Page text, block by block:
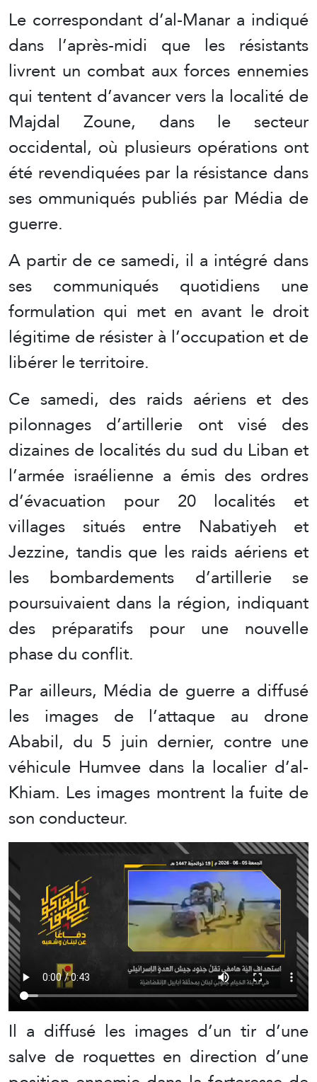
Le correspondant d’al-Manar a indiqué
dans l’après-midi que les résistants
livrent un combat aux forces ennemies
qui tentent d’avancer vers la localité de
Majdal Zoune, dans le secteur
occidental, où plusieurs opérations ont
été revendiquées par la résistance dans
ses ommuniqués publiés par Média de
guerre.
A partir de ce samedi, il a intégré dans
ses communiqués quotidiens une
formulation qui met en avant le droit
légitime de résister à l’occupation et de
libérer le territoire.
Ce samedi, des raids aériens et des
pilonnages d’artillerie ont visé des
dizaines de localités du sud du Liban et
l’armée israélienne a émis des ordres
d’évacuation pour 20 localités et
villages situés entre Nabatiyeh et
Jezzine, tandis que les raids aériens et
les bombardements d’artillerie se
poursuivaient dans la région, indiquant
des préparatifs pour une nouvelle
phase du conflit.
Par ailleurs, Média de guerre a diffusé
les images de l’attaque au drone
Ababil, du 5 juin dernier, contre une
véhicule Humvee dans la localier d’al-
Khiam. Les images montrent la fuite de
son conducteur.
Il a diffusé les images d’un tir d’une
salve de roquettes en direction d’une